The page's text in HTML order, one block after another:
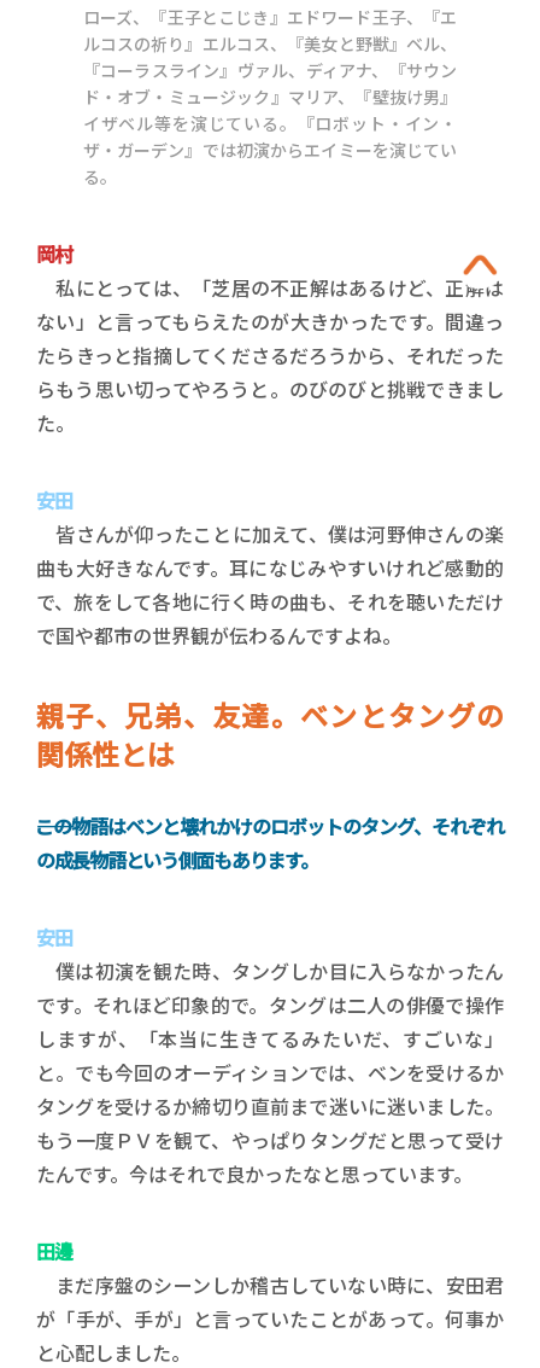
ローズ、『王子とこじき』エドワード王子、『エ
ルコスの祈り』エルコス、『美女と野獣』ベル、
『コーラスライン』ヴァル、ディアナ、『サウン
ド・オブ・ミュージック』マリア、『壁抜け男』
イザベル等を演じている。『ロボット・イン・
ザ・ガーデン』では初演からエイミーを演じてい
る。
岡村
私にとっては、「芝居の不正解はあるけど、正解は
ない」と言ってもらえたのが大きかったです。間違っ
たらきっと指摘してくださるだろうから、それだった
らもう思い切ってやろうと。のびのびと挑戦できまし
た。
安田
皆さんが仰ったことに加えて、僕は河野伸さんの楽
曲も大好きなんです。耳になじみやすいけれど感動的
で、旅をして各地に行く時の曲も、それを聴いただけ
で国や都市の世界観が伝わるんですよね。
親子、兄弟、友達。ベンとタングの
関係性とは
――この物語はベンと壊れかけのロボットのタング、それぞれ
の成長物語という側面もあります。
安田
僕は初演を観た時、タングしか目に入らなかったん
です。それほど印象的で。タングは二人の俳優で操作
しますが、「本当に生きてるみたいだ、すごいな」
と。でも今回のオーディションでは、ベンを受けるか
タングを受けるか締切り直前まで迷いに迷いました。
もう一度ＰＶを観て、やっぱりタングだと思って受け
たんです。今はそれで良かったなと思っています。
田邊
まだ序盤のシーンしか稽古していない時に、安田君
が「手が、手が」と言っていたことがあって。何事か
と心配しました。